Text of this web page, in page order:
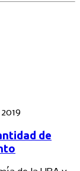
de